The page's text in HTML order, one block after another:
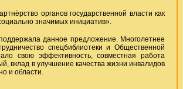
органов государственной власти как
значимых инициатив».
данное предложение. Многолетнее
спецбиблиотеки и Общественной
свою эффективность, совместная работа
вклад в улучшение качества жизни инвалидов
и области.